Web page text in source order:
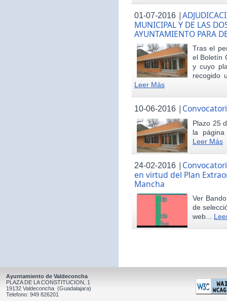
01-07-2016 |
MUNICIPAL Y DE LAS
AYUNTAMIENTO PARA
Tras el
el Boletín
y cuyo
recogido
Leer Más
10-06-2016 |
Plazo 25
la
Leer Más
24-02-2016 |
en virtud del Plan
Mancha
Ver
de
web...
Ayuntamiento de Valdeconcha
PLAZA DE LA CONSTITUCION, 1
19132 Valdeconcha (Guadalajara)
Telefono: 949 826201